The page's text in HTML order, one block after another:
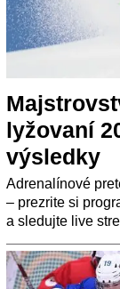
lyžovaní
výsledky
Adrenalínové
– prezrite si
a sledujte live